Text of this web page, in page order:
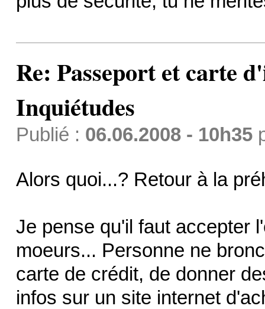
Re: Passeport et carte
Inquiétudes
Publié : 06.06.2008 - 10h35
Alors quoi...? Retour à la
Je pense qu'il faut accepter
moeurs... Personne ne
carte de crédit, de donner
infos sur un site internet